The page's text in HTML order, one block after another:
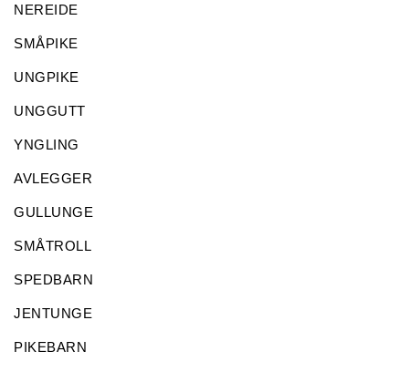
NEREIDE
SMÅPIKE
UNGPIKE
UNGGUTT
YNGLING
AVLEGGER
GULLUNGE
SMÅTROLL
SPEDBARN
JENTUNGE
PIKEBARN